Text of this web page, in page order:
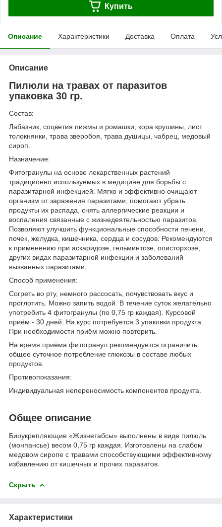
Купить
Описание Характеристики Доставка Оплата
Описание
Пилюли на травах от паразитов
упаковка 30 гр.
Состав:
Лабазник, соцветия пижмы и ромашки, кора крушины, лист
толокнянки, трава зверобоя, трава душицы, чабрец, медовый
сироп.
Назначение:
Фитогранулы на основе лекарственных растений
традиционно используемых в медицине для борьбы с
паразитарной инфекцией. Мягко и эффективно очищают
организм от заражения паразитами, помогают убрать
продукты их распада, снять аллергические реакции и
воспаления связанные с жизнедеятельностью паразитов.
Позволяют улучшить функциональные способности печени,
почек, желудка, кишечника, сердца и сосудов. Рекомендуются
к применению при аскаридозе, гельминтозе, описторхозе,
других видах паразитарной инфекции и заболеваний
вызванных паразитами.
Способ применения:
Согреть во рту, немного рассосать, почувствовать вкус и
проглотить. Можно запить водой. В течение суток желательно
употребить 4 фитогранулы (по 0,75 гр каждая). Курсовой
приём - 30 дней. На курс потребуется 3 упаковки продукта.
При необходимости приём можно повторить.
На время приёма фитогранул рекомендуется ограничить
общее суточное потребление глюкозы в составе любых
продуктов.
Противопоказания:
Индивидуальная непереносимость компонентов продукта.
Общее описание
Биоукрепляющие «Жизнетабсы» выполнены в виде пилюль
(монпансье) весом 0,75 гр каждая. Изготовлены на слабом
медовом сиропе с травами способствующими эффективному
избавлению от кишечных и прочих паразитов.
Скрыть
Характеристики